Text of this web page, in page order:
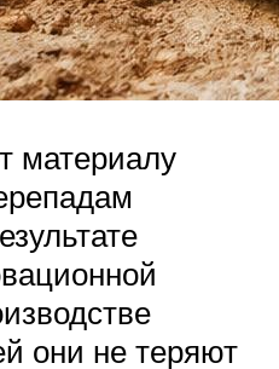
материалу
они не теряют